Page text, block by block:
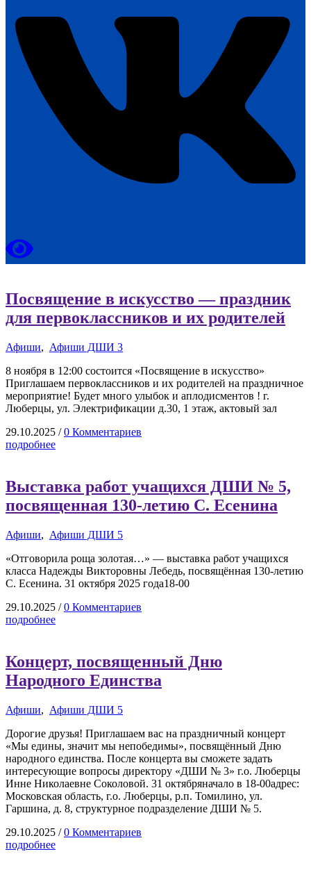
Посвящение в искусство — праздник
для первоклассников и их родителей
Афиши, Афиши ДШИ 3
8 ноября в 12:00 состоится «Посвящение в искусство»
Приглашаем первоклассников и их родителей на праздничное
мероприятие! Будет много улыбок и аплодисментов ! г.
Люберцы, ул. Электрификации д.30, 1 этаж, актовый зал
29.10.2025 / 0 Комментариев
подробнее
Выставка работ учащихся ДШИ № 5,
посвященная 130-летию С. Есенина
Афиши, Афиши ДШИ 5
«Отговорила роща золотая…» — выставка работ учащихся
класса Надежды Викторовны Лебедь, посвящённая 130-летию
С. Есенина. 31 октября 2025 года18-00
29.10.2025 / 0 Комментариев
подробнее
Концерт, посвященный Дню
Народного Единства
Афиши, Афиши ДШИ 5
Дорогие друзья! Приглашаем вас на праздничный концерт
«Мы едины, значит мы непобедимы», посвящённый Дню
народного единства. После концерта вы сможете задать
интересующие вопросы директору «ДШИ № 3» г.о. Люберцы
Инне Николаевне Соколовой. 31 октябряначало в 18-00адрес:
Московская область, г.о. Люберцы, р.п. Томилино, ул.
Гаршина, д. 8, структурное подразделение ДШИ № 5.
29.10.2025 / 0 Комментариев
подробнее